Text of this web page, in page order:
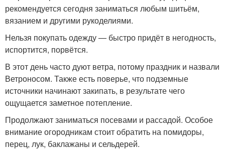
рекомендуется сегодня заниматься любым шитьём,
вязанием и другими рукоделиями.
Нельзя покупать одежду — быстро придёт в негодность,
испортится, порвётся.
В этот день часто дуют ветра, потому праздник и назвали
Ветроносом. Также есть поверье, что подземные
источники начинают закипать, в результате чего
ощущается заметное потепление.
Продолжают заниматься посевами и рассадой. Особое
внимание огородникам стоит обратить на помидоры,
перец, лук, баклажаны и сельдерей.